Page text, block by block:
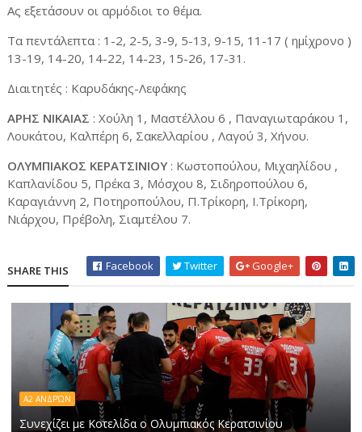
Ας εξετάσουν οι αρμόδιοι το θέμα.
Τα πεντάλεπτα : 1-2, 2-5, 3-9, 5-13, 9-15, 11-17 ( ημίχρονο )
13-19, 14-20, 14-22, 14-23, 15-26, 17-31.
Διαιτητές : Καρυδάκης-Λεφάκης
ΑΡΗΣ ΝΙΚΑΙΑΣ : Χούλη 1, Μαστέλλου 6 , Παναγιωταράκου 1,
Λουκάτου, Καλπέρη 6, Σακελλαρίου , Λαγού 3, Χήνου.
ΟΛΥΜΠΙΑΚΟΣ ΚΕΡΑΤΣΙΝΙΟΥ : Κωστοπούλου, Μιχαηλίδου ,
Καπλανίδου 5, Πρέκα 3, Μόσχου 8, Σιδηροπούλου 6,
Καραγιάννη 2, Ποτηροπούλου, Π.Τρίκορη, Ι.Τρίκορη,
Νιάρχου, Πρέβολη, Σιαμτέλου 7.
SHARE THIS Facebook Twitter Google+
Α2 ΑΝΔΡΏΝ
Συνεχίζει με Κοτελίδα ο Ολυμπιακός Κερατσινίου